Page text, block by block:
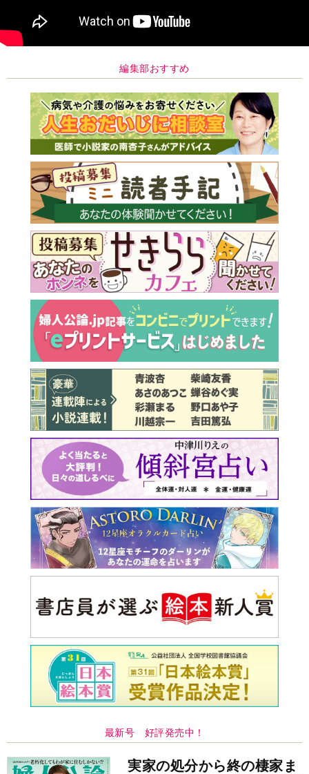
編集部おすすめ
最新号 好評発売中！
実家の処分から終の棲家ま